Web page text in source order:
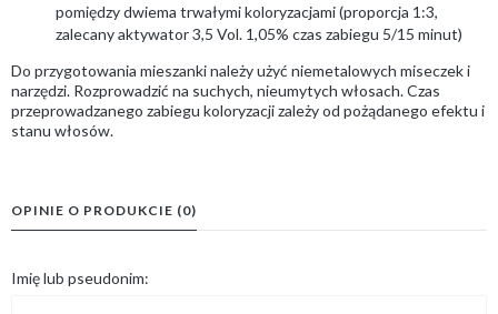
pomiędzy dwiema trwałymi koloryzacjami (proporcja 1:3,
zalecany aktywator 3,5 Vol. 1,05% czas zabiegu 5/15 minut)
Do przygotowania mieszanki należy użyć niemetalowych miseczek i
narzędzi. Rozprowadzić na suchych, nieumytych włosach. Czas
przeprowadzanego zabiegu koloryzacji zależy od pożądanego efektu i
stanu włosów.
OPINIE O PRODUKCIE (0)
Imię lub pseudonim: